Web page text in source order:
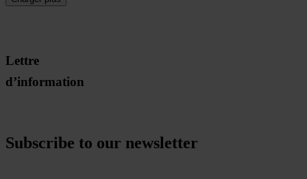
Lettre
d’information
Subscribe to our newsletter